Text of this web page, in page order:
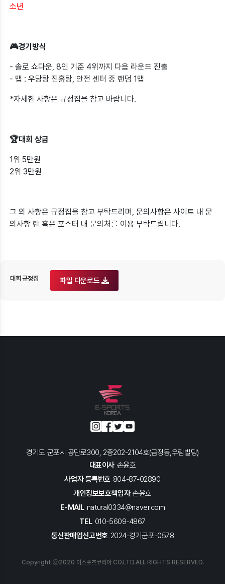
소년
🎮경기방식
- 솔로 쇼다운, 8인 기준 4위까지 다음 라운드 진출
- 맵 : 우당탕 진흙탕, 안전 센터 중 랜덤 1맵
*자세한 사항은 규정집을 참고 바랍니다.
🏆대회 상금
1위 5만원
2위 3만원
그 외 사항은 규정집을 참고 부탁드리며, 문의사항은 사이트 내 문
의사항 란 혹은 포스터 내 문의처를 이용 부탁드립니다.
대회 규정집 파일 다운로드
경기도 군포시 공단로300, 2층202-2104호(금정동,우림빌딩)
대표이사 손윤호
사업자 등록번호 804-87-02890
개인정보보호책임자 손윤호
E-MAIL natural0334@naver.com
TEL 010-5609-4867
통신판매업신고번호 2024-경기군포-0578
Copyright ⓒ2020 이스포츠코리아 CO.LTD.ALL RIGHTS RESERVED.